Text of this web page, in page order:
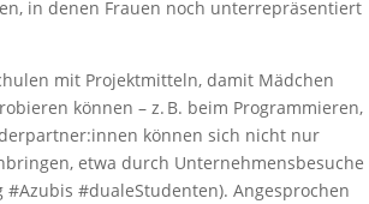
in denen Frauen noch unterrepräsentiert
mit Projektmitteln, damit Mädchen
können – z. B. beim Programmieren,
können sich nicht nur
etwa durch Unternehmensbesuche
#dualeStudenten). Angesprochen